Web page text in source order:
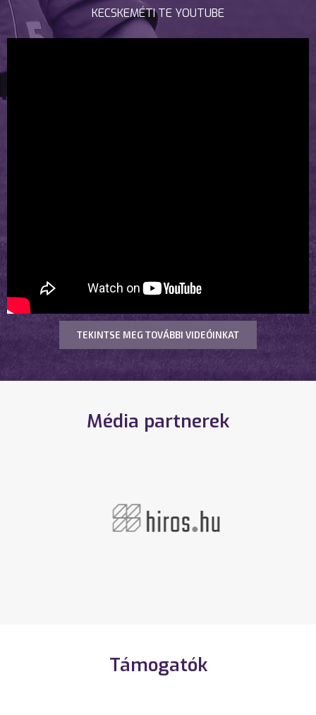
KECSKEMÉTI TE YOUTUBE
TEKINTSE MEG TOVÁBBI VIDEÓINKAT
Média partnerek
Támogatók